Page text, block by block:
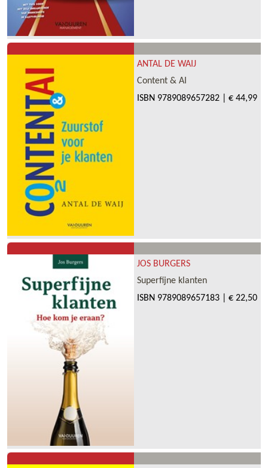
ANTAL DE WAIJ
Content & AI
ISBN 9789089657282 € 44,99
JOS BURGERS
Superfijne klanten
ISBN 9789089657183 € 22,50